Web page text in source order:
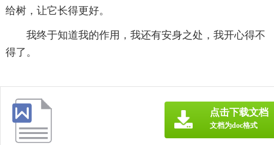
给树，让它长得更好。
我终于知道我的作用，我还有安身之处，我开心得不
得了。
点击下载文档
文档为doc格式